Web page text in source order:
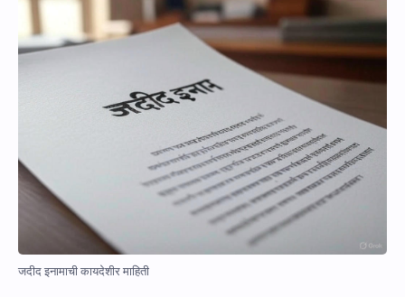
जदीद इनामाची कायदेशीर माहिती